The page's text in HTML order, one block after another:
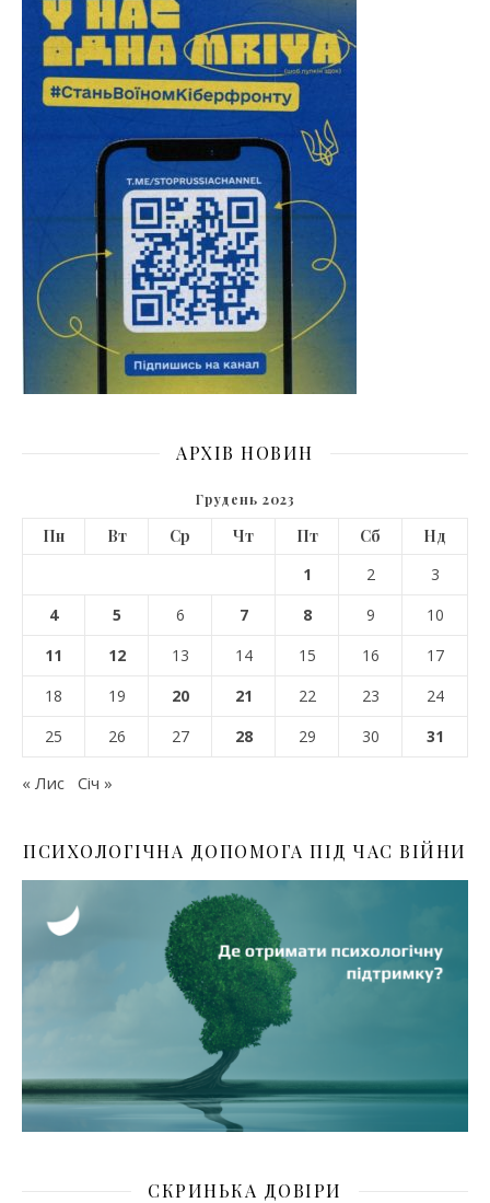
АРХІВ НОВИН
Грудень 2023
Пн Вт Ср Чт Пт Сб
Нд
1
2
3
4
5 6 7 8 9
10
11
12 13 14 15 16
17
18
19 20 21 22 23
24
25
26 27 28 29 30 31
« Лис Січ »
ПСИХОЛОГІЧНА ДОПОМОГА ПІД ЧАС ВІЙНИ
СКРИНЬКА ДОВІРИ